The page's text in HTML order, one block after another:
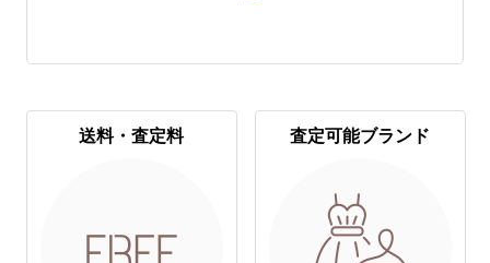
送料・査定料 査定可能ブランド